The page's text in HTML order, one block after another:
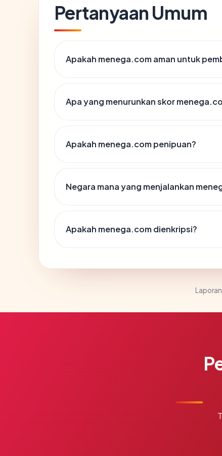
Pertanyaan Umum
Apakah menega.com aman untuk
Apa yang menurunkan skor
Apakah menega.com penipuan?
Negara mana yang menjalankan
Apakah menega.com dienkripsi?